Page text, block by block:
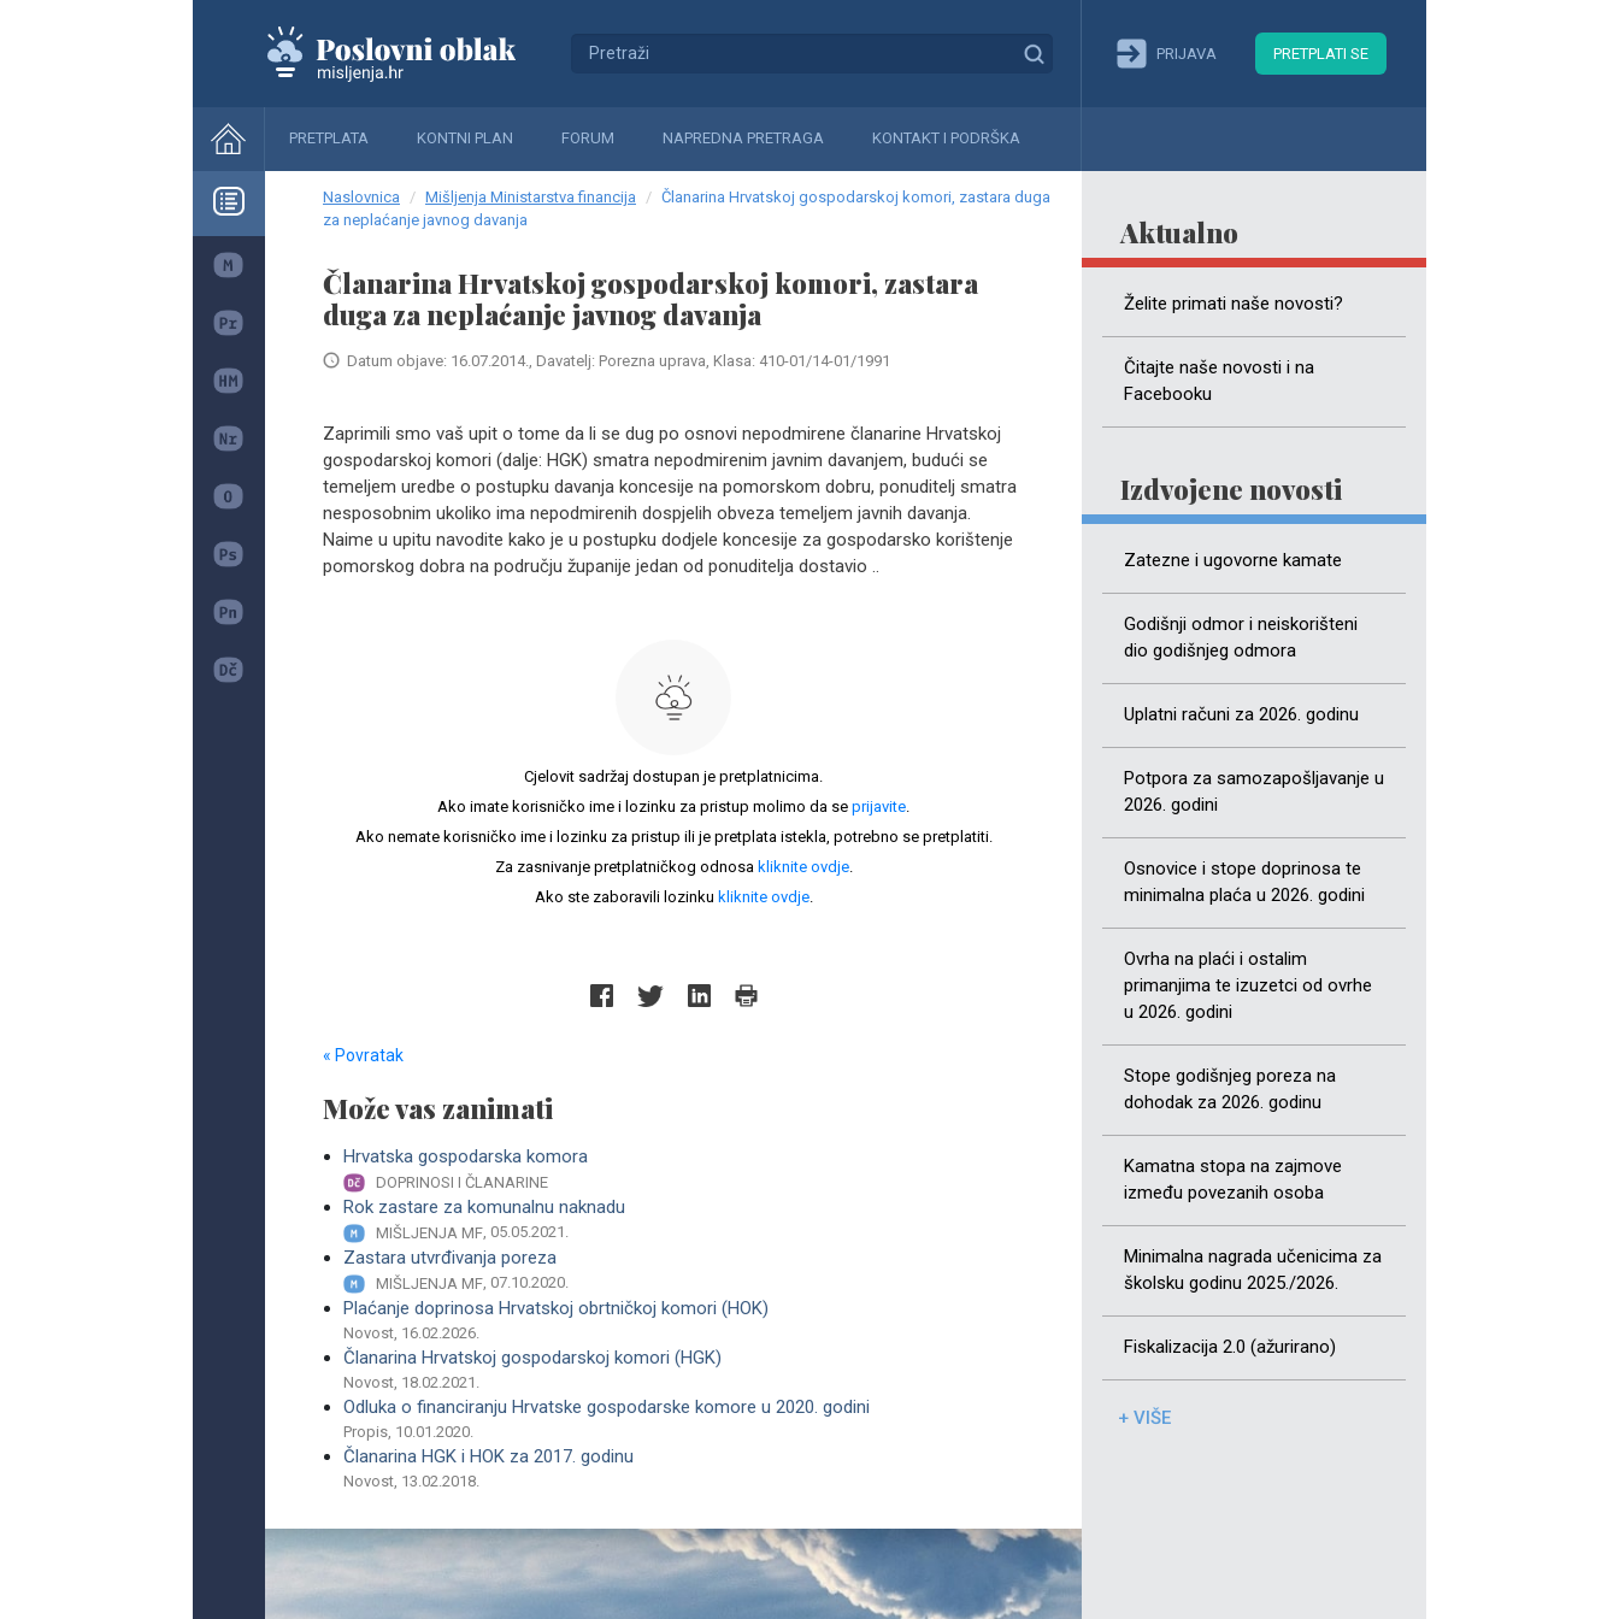
PRIJAVA PRETPLATI SE
PRETPLATA KONTNI PLAN FORUM NAPREDNA PRETRAGA KONTAKT I PODRŠKA
Aktualno
Želite primati naše novosti?
Čitajte naše novosti i na
Facebooku
Izdvojene novosti
Zatezne i ugovorne kamate
Godišnji odmor i neiskorišteni
dio godišnjeg odmora
Uplatni računi za 2026. godinu
Potpora za samozapošljavanje u
2026. godini
Osnovice i stope doprinosa te
minimalna plaća u 2026. godini
Ovrha na plaći i ostalim
primanjima te izuzetci od ovrhe
u 2026. godini
Stope godišnjeg poreza na
dohodak za 2026. godinu
Kamatna stopa na zajmove
između povezanih osoba
Minimalna nagrada učenicima za
školsku godinu 2025./2026.
Fiskalizacija 2.0 (ažurirano)
+ VIŠE
Naslovnica Mišljenja Ministarstva financija
Članarina Hrvatskoj gospodarskoj komori, zastara duga
za neplaćanje javnog davanja
Članarina Hrvatskoj gospodarskoj komori, zastara
duga za neplaćanje javnog davanja
Datum objave: 16.07.2014., Davatelj: Porezna uprava, Klasa: 410-01/14-01/1991
Zaprimili smo vaš upit o tome da li se dug po osnovi nepodmirene članarine Hrvatskoj
gospodarskoj komori (dalje: HGK) smatra nepodmirenim javnim davanjem, budući se
temeljem uredbe o postupku davanja koncesije na pomorskom dobru, ponuditelj smatra
nesposobnim ukoliko ima nepodmirenih dospjelih obveza temeljem javnih davanja.
Naime u upitu navodite kako je u postupku dodjele koncesije za gospodarsko korištenje
pomorskog dobra na području županije jedan od ponuditelja dostavio ..
Cjelovit sadržaj dostupan je pretplatnicima.
Ako imate korisničko ime i lozinku za pristup molimo da se prijavite.
Ako nemate korisničko ime i lozinku za pristup ili je pretplata istekla, potrebno se pretplatiti.
Za zasnivanje pretplatničkog odnosa kliknite ovdje.
Ako ste zaboravili lozinku kliknite ovdje.
« Povratak
Može vas zanimati
Hrvatska gospodarska komora
DOPRINOSI I ČLANARINE
Rok zastare za komunalnu naknadu
MIŠLJENJA MF, 05.05.2021.
Zastara utvrđivanja poreza
MIŠLJENJA MF, 07.10.2020.
Plaćanje doprinosa Hrvatskoj obrtničkoj komori (HOK)
Novost, 16.02.2026.
Članarina Hrvatskoj gospodarskoj komori (HGK)
Novost, 18.02.2021.
Odluka o financiranju Hrvatske gospodarske komore u 2020. godini
Propis, 10.01.2020.
Članarina HGK i HOK za 2017. godinu
Novost, 13.02.2018.